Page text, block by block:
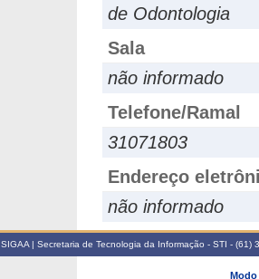
de Odontologia
Sala
não informado
Telefone/Ramal
31071803
Endereço
não informado
SIGAA | Secretaria de Tecnologia da Informação - STI -
Modo